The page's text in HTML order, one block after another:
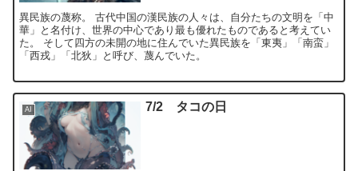
異民族の蔑称。 古代中国の漢民族の人々は、自分たちの文明を「中
華」と名付け、世界の中心であり最も優れたものであると考えてい
た。 そして四方の未開の地に住んでいた異民族を「東夷」「南蛮」
「西戎」「北狄」と呼び、蔑んでいた。
AI 7/2 タコの日